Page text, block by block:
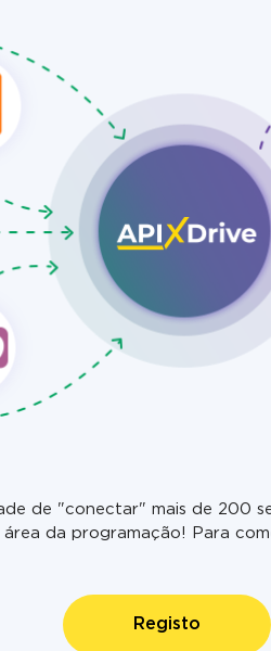
de "conectar" mais de 200
da programação! Para
Registo